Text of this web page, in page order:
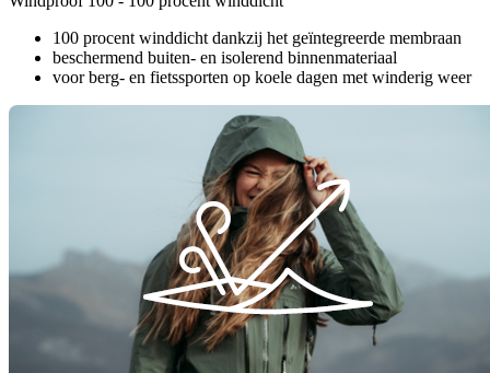
100 procent winddicht dankzij het geïntegreerde membraan
beschermend buiten- en isolerend binnenmateriaal
voor berg- en fietssporten op koele dagen met winderig weer